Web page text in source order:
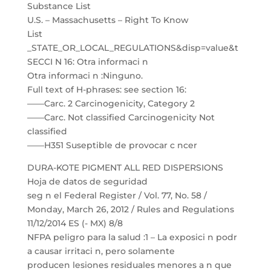
Substance List
U.S. – Massachusetts – Right To Know
List
_STATE_OR_LOCAL_REGULATIONS&disp=value&t
SECCI N 16: Otra informaci n
Otra informaci n :Ninguno.
Full text of H-phrases: see section 16:
——Carc. 2 Carcinogenicity, Category 2
——Carc. Not classified Carcinogenicity Not
classified
——H351 Suseptible de provocar c ncer
DURA-KOTE PIGMENT ALL RED DISPERSIONS
Hoja de datos de seguridad
seg n el Federal Register / Vol. 77, No. 58 /
Monday, March 26, 2012 / Rules and Regulations
11/12/2014 ES (- MX) 8/8
NFPA peligro para la salud :1 – La exposici n podr
a causar irritaci n, pero solamente
producen lesiones residuales menores a n que